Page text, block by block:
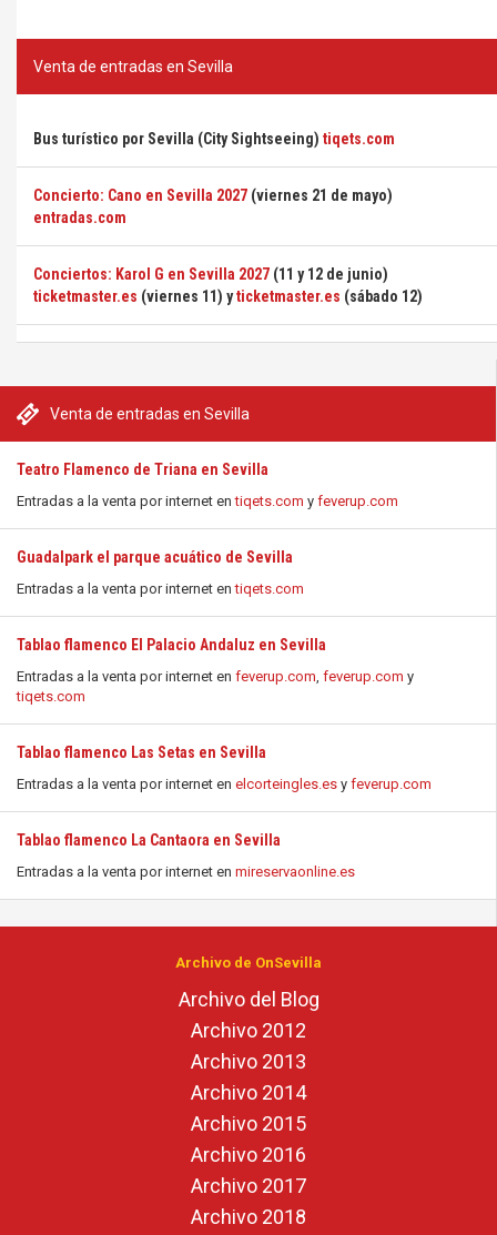
Venta de entradas en Sevilla
Teatro Flamenco de Triana en Sevilla
Entradas a la venta por internet entiqets.com y feverup.com
Guadalpark el parque acuático de Sevilla
Entradas a la venta por internet entiqets.com
Tablao flamenco El Palacio Andaluz en Sevilla
Entradas a la venta por internet en feverup.com, feverup.com y
tiqets.com
Tablao flamenco Las Setas en Sevilla
Entradas a la venta por internet en elcorteingles.es y feverup.com
Tablao flamenco La Cantaora en Sevilla
Entradas a la venta por internet en mireservaonline.es
Venta de entradas en Sevilla
Bus turístico por Sevilla (City Sightseeing) tiqets.com
Concierto: Cano en Sevilla 2027 (viernes 21 de mayo)
entradas.com
Conciertos: Karol G en Sevilla 2027 (11 y 12 de junio)
ticketmaster.es (viernes 11) yticketmaster.es (sábado 12)
Archivo de OnSevilla
Archivo del Blog
Archivo 2012
Archivo 2013
Archivo 2014
Archivo 2015
Archivo 2016
Archivo 2017
Archivo 2018